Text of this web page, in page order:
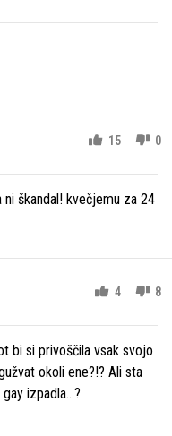
15 0
škandal! kvečjemu za 24
4 8
bi si privoščila vsak svojo
okoli ene?!? Ali sta
izpadla...?